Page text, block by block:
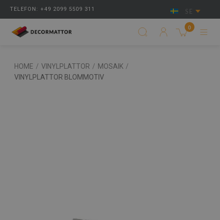
TELEFON: +49 2099 5509 311 SE
0
HOME / VINYLPLATTOR / MOSAIK /
VINYLPLATTOR BLOMMOTIV